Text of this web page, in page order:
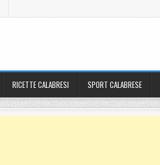
RICETTE CALABRESI SPORT CALABRESE